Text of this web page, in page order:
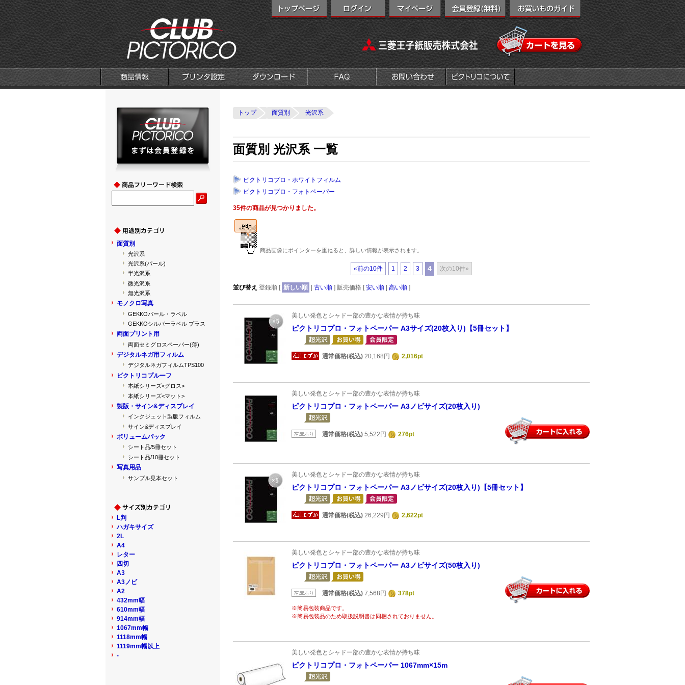
トップ 面質別 光沢系
面質別 光沢系 一覧
ピクトリコプロ・ホワイトフィルム
ピクトリコプロ・フォトペーパー
35件の商品が見つかりました。
商品画像にポインターを重ねると、詳しい情報が表示されます。
«前の10件 1 2 3 4 次の10件»
並び替え 登録順 [ 新しい順 古い順 ] 販売価格 [安い順 高い順 ]
美しい発色とシャドー部の豊かな表情が持ち味
ピクトリコプロ・フォトペーパー A3サイズ(20枚入り)【5冊セット】
通常価格(税込) 20,168円 2,016pt
美しい発色とシャドー部の豊かな表情が持ち味
ピクトリコプロ・フォトペーパー A3ノビサイズ(20枚入り)
通常価格(税込) 5,522円 276pt
美しい発色とシャドー部の豊かな表情が持ち味
ピクトリコプロ・フォトペーパー A3ノビサイズ(20枚入り)【5冊セット】
通常価格(税込) 26,229円 2,622pt
美しい発色とシャドー部の豊かな表情が持ち味
ピクトリコプロ・フォトペーパー A3ノビサイズ(50枚入り)
通常価格(税込) 7,568円 378pt
※簡易包装商品です。
※簡易包装品のため取扱説明書は同梱されておりません。
美しい発色とシャドー部の豊かな表情が持ち味
ピクトリコプロ・フォトペーパー 1067mm×15m
面質別
光沢系
光沢系(パール)
半光沢系
微光沢系
無光沢系
モノクロ写真
GEKKOパール・ラベル
GEKKOシルバーラベル プラス
両面プリント用
両面セミグロスペーパー(薄)
デジタルネガ用フィルム
デジタルネガフィルムTPS100
ピクトリコプルーフ
本紙シリーズ<グロス>
本紙シリーズ<マット>
製版・サイン&ディスプレイ
インクジェット製版フィルム
サイン&ディスプレイ
ボリュームパック
シート品/5冊セット
シート品/10冊セット
写真用品
サンプル見本セット
L判
ハガキサイズ
2L
A4
レター
四切
A3
A3ノビ
A2
432mm幅
610mm幅
914mm幅
1067mm幅
1118mm幅
1119mm幅以上
-